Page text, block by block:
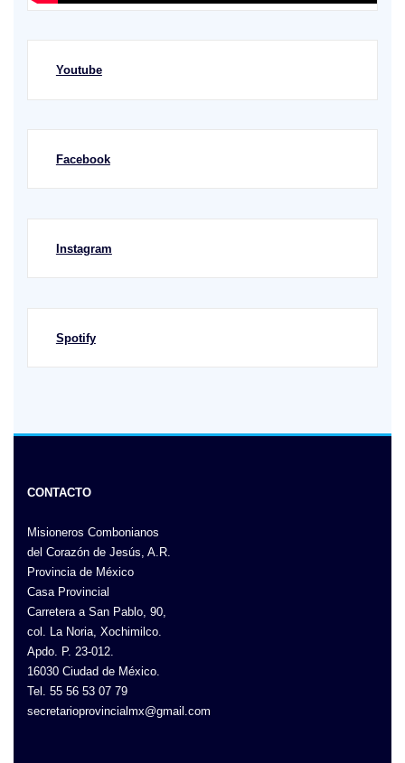
Youtube
Facebook
Instagram
Spotify
CONTACTO
Misioneros Combonianos
del Corazón de Jesús, A.R.
Provincia de México
Casa Provincial
Carretera a San Pablo, 90,
col. La Noria, Xochimilco.
Apdo. P. 23-012.
16030 Ciudad de México.
Tel. 55 56 53 07 79
secretarioprovincialmx@gmail.com